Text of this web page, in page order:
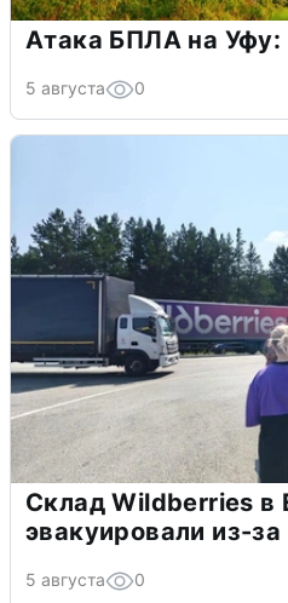
Атака БПЛА на Уфу:
5 августа 0
Склад Wildberries в
эвакуировали из-
5 августа 0